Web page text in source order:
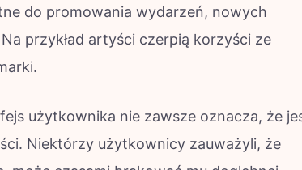
do promowania wydarzeń, nowych
przykład artyści czerpią korzyści ze
użytkownika nie zawsze oznacza, że
Niektórzy użytkownicy zauważyli, że